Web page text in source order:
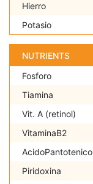
Hierro
Potasio
NUTRIENTS
Fosforo
Tiamina
Vit. A (retinol)
VitaminaB2
AcidoPantotenico
Piridoxina